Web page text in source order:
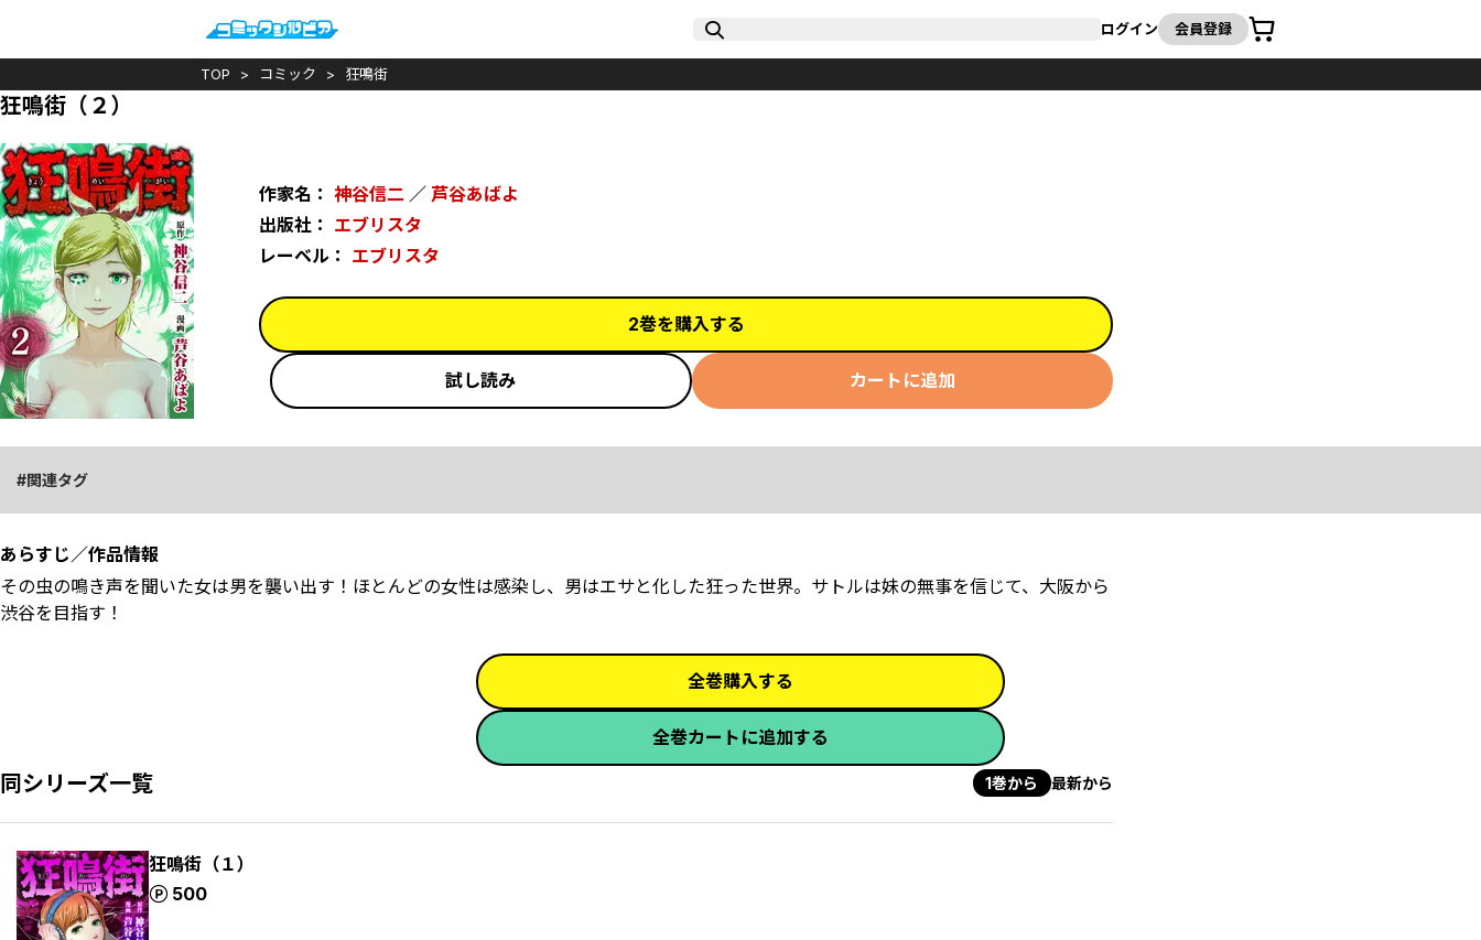
ログイン 会員登録
カート
TOP コミック 狂鳴街
狂鳴街（２）
作家名： 神谷信二 ／ 芦谷あばよ
出版社： エブリスタ
レーベル： エブリスタ
2巻を購入する
試し読み カートに追加
関連タグ
あらすじ／作品情報
その虫の鳴き声を聞いた女は男を襲い出す！ほとんどの女性は感染し、男はエサと化した狂った世界。サトルは妹の無事を信じて、大阪から
渋谷を目指す！
全巻購入する
全巻カートに追加する
同シリーズ一覧 1巻から 最新から
狂鳴街（１）
500
ポイント